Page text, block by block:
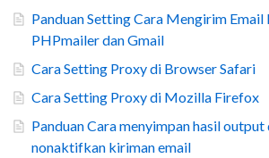
Panduan Setting Cara Mengirim
PHPmailer dan Gmail
Cara Setting Proxy di Browser Safari
Cara Setting Proxy di Mozilla Firefox
Panduan Cara menyimpan hasil
nonaktifkan kiriman email